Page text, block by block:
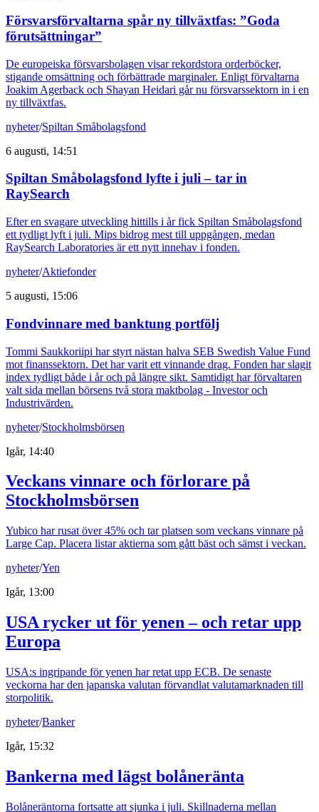
Försvarsförvaltarna spår ny tillväxtfas: ”Goda
förutsättningar”
De europeiska försvarsbolagen visar rekordstora orderböcker,
stigande omsättning och förbättrade marginaler. Enligt förvaltarna
Joakim Agerback och Shayan Heidari går nu försvarssektorn in i en
ny tillväxtfas.
nyheter/Spiltan Småbolagsfond
6 augusti, 14:51
Spiltan Småbolagsfond lyfte i juli – tar in
RaySearch
Efter en svagare utveckling hittills i år fick Spiltan Småbolagsfond
ett tydligt lyft i juli. Mips bidrog mest till uppgången, medan
RaySearch Laboratories är ett nytt innehav i fonden.
nyheter/Aktiefonder
5 augusti, 15:06
Fondvinnare med banktung portfölj
Tommi Saukkoriipi har styrt nästan halva SEB Swedish Value Fund
mot finanssektorn. Det har varit ett vinnande drag. Fonden har slagit
index tydligt både i år och på längre sikt. Samtidigt har förvaltaren
valt sida mellan börsens två stora maktbolag - Investor och
Industrivärden.
nyheter/Stockholmsbörsen
Igår, 14:40
Veckans vinnare och förlorare på
Stockholmsbörsen
Yubico har rusat över 45% och tar platsen som veckans vinnare på
Large Cap. Placera listar aktierna som gått bäst och sämst i veckan.
nyheter/Yen
Igår, 13:00
USA rycker ut för yenen – och retar upp
Europa
USA:s ingripande för yenen har retat upp ECB. De senaste
veckorna har den japanska valutan förvandlat valutamarknaden till
storpolitik.
nyheter/Banker
Igår, 15:32
Bankerna med lägst bolåneränta
Bolåneräntorna fortsatte att sjunka i juli. Skillnaderna mellan